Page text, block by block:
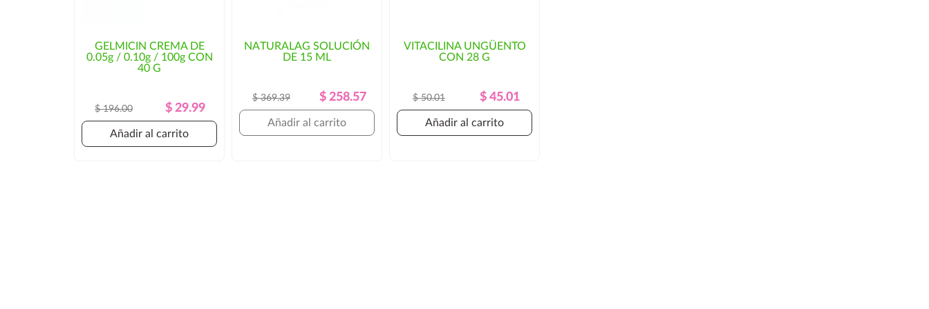
GELMICIN CREMA DE
0.05g / 0.10g / 100g CON
40 G
Precio
Regular
$ 196.00 Precio$ 29.99
Añadir al carrito
NATURALAG SOLUCIÓN
DE 15 ML
Precio
Regular
$ 369.39 Precio
$ 258.57
Añadir al carrito
VITACILINA UNGÜENTO
CON 28 G
Precio
Regular
$ 50.01 Precio$ 45.01
Añadir al carrito